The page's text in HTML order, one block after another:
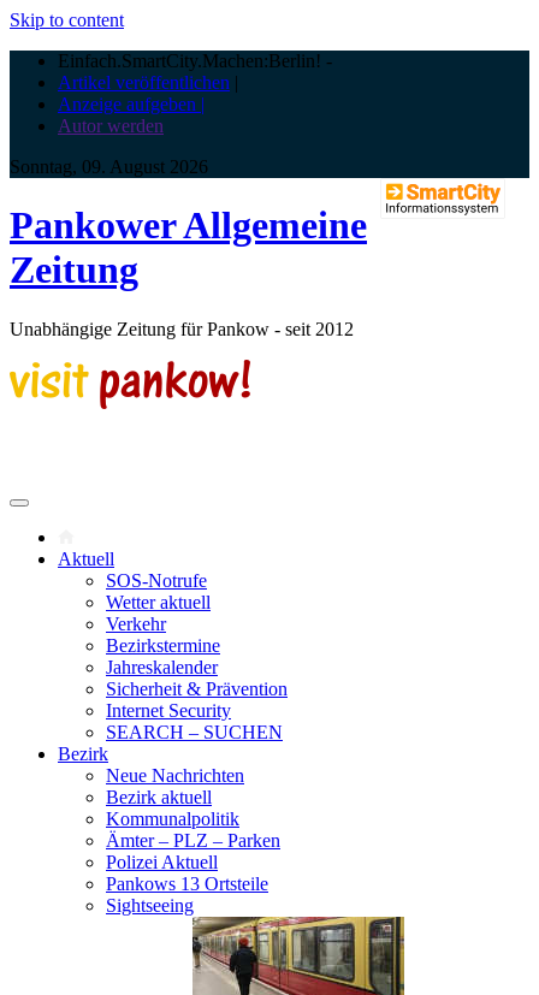
Skip to content
Einfach.SmartCity.Machen:Berlin! -
Artikel veröffentlichen |
Anzeige aufgeben |
Autor werden
Sonntag, 09. August 2026
Pankower Allgemeine
Zeitung
Unabhängige Zeitung für Pankow - seit 2012
Aktuell
SOS-Notrufe
Wetter aktuell
Verkehr
Bezirkstermine
Jahreskalender
Sicherheit & Prävention
Internet Security
SEARCH – SUCHEN
Bezirk
Neue Nachrichten
Bezirk aktuell
Kommunalpolitik
Ämter – PLZ – Parken
Polizei Aktuell
Pankows 13 Ortsteile
Sightseeing